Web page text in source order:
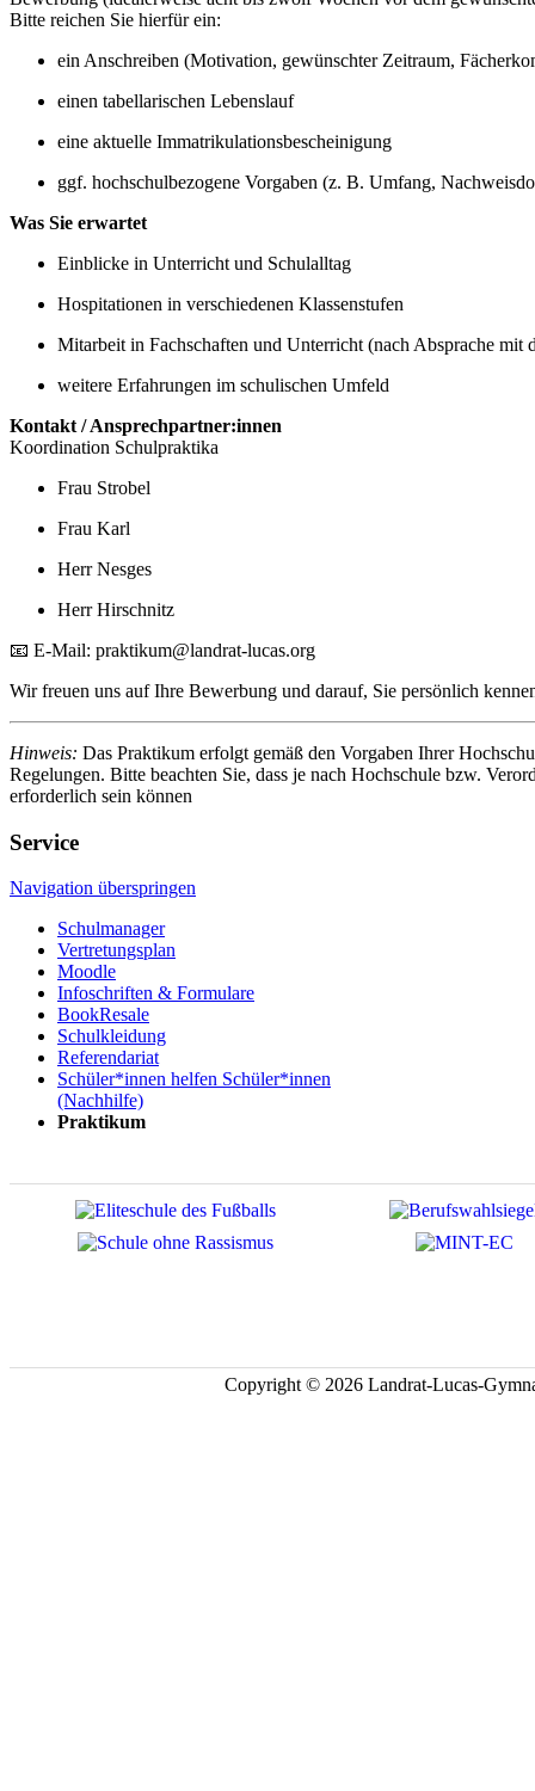
Bitte reichen Sie hierfür ein:
ein Anschreiben (Motivation, gewünschter Zeitraum,
einen tabellarischen Lebenslauf
eine aktuelle Immatrikulationsbescheinigung
ggf. hochschulbezogene Vorgaben (z. B. Umfang,
Was Sie erwartet
Einblicke in Unterricht und Schulalltag
Hospitationen in verschiedenen Klassenstufen
Mitarbeit in Fachschaften und Unterricht (nach Absprache mit
weitere Erfahrungen im schulischen Umfeld
Kontakt / Ansprechpartner:innen
Koordination Schulpraktika
Frau Strobel
Frau Karl
Herr Nesges
Herr Hirschnitz
📧 E-Mail: praktikum@landrat-lucas.org
Wir freuen uns auf Ihre Bewerbung und darauf, Sie persönlich
Hinweis: Das Praktikum erfolgt gemäß den Vorgaben Ihrer
Regelungen. Bitte beachten Sie, dass je nach Hochschule bzw.
erforderlich sein können
Service
Navigation überspringen
Schulmanager
Vertretungsplan
Moodle
Infoschriften & Formulare
BookResale
Schulkleidung
Referendariat
Schüler*innen helfen Schüler*innen
(Nachhilfe)
Praktikum
Copyright © 2026 Landrat-Lucas-